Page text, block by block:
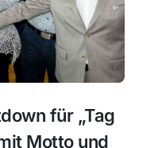
für „Tag
Motto und